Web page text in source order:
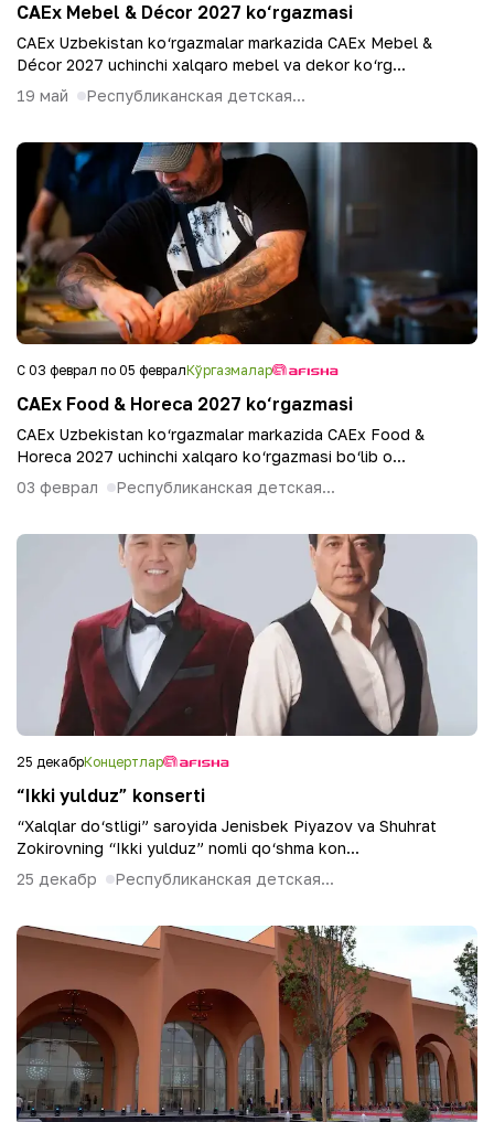
CAEx Mebel & Décor 2027 ko‘rgazmasi
CAEx Uzbekistan ko‘rgazmalar markazida CAEx Mebel &
Décor 2027 uchinchi xalqaro mebel va dekor ko‘rg...
19 май
Республиканская детская...
С 03 феврал по 05 февралКўргазмалар
CAEx Food & Horeca 2027 ko‘rgazmasi
CAEx Uzbekistan ko‘rgazmalar markazida CAEx Food &
Horeca 2027 uchinchi xalqaro ko‘rgazmasi bo‘lib o...
03 феврал
Республиканская детская...
25 декабрКонцертлар
“Ikki yulduz” konserti
“Xalqlar do‘stligi” saroyida Jenisbek Piyazov va Shuhrat
Zokirovning “Ikki yulduz” nomli qo‘shma kon...
25 декабр
Республиканская детская...